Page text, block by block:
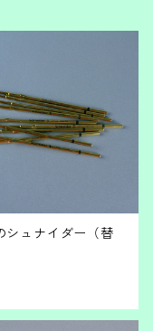
シュナイダー（替